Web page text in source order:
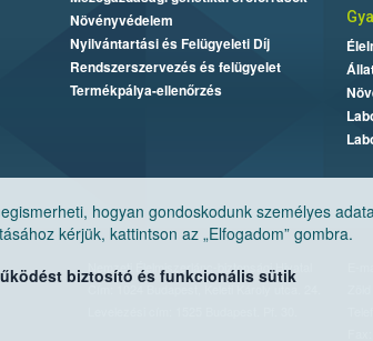
hogyan gondoskodunk személyes
kérjük, kattintson az „Elfogadom” gombra.
biztosító és funkcionális sütik
Növényvédelem
Nyilvántartási és Felügyeleti Díj
Rendszerszervezés és felügyelet
Termékpálya-ellenőrzés
Nemzeti Élelmiszerlánc-biztonsági Hivatal